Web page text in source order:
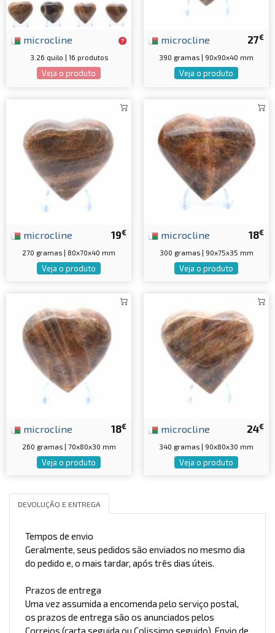
microcline
3.26 quilo | 16 produtos
Veja o produto
27€
microcline
390 gramas | 90x90x40 mm
Veja o produto
19€
microcline
270 gramas | 80x70x40 mm
Veja o produto
18€
microcline
300 gramas | 90x75x35 mm
Veja o produto
18€
microcline
260 gramas | 70x80x30 mm
Veja o produto
24€
microcline
340 gramas | 90x80x30 mm
Veja o produto
DEVOLUÇÃO E ENTREGA
Tempos de envio
Geralmente, seus pedidos são enviados no mesmo dia
do pedido e, o mais tardar, após três dias úteis.
Prazos de entrega
Uma vez assumida a encomenda pelo serviço postal,
os prazos de entrega são os anunciados pelos
Correios (carta seguida ou Colissimo seguido). Envio de